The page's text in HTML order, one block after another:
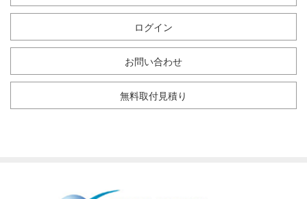
ログイン
お問い合わせ
無料取付見積り